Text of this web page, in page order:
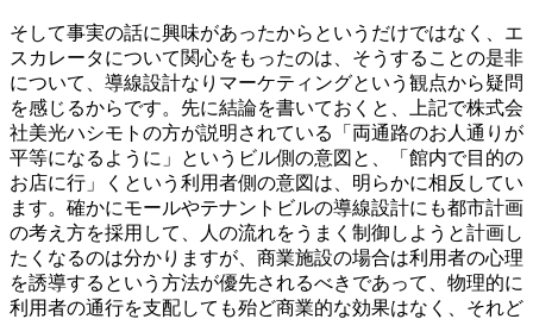
そして事実の話に興味があったからというだけではなく、エ
スカレータについて関心をもったのは、そうすることの是非
について、導線設計なりマーケティングという観点から疑問
を感じるからです。先に結論を書いておくと、上記で株式会
社美光ハシモトの方が説明されている「両通路のお人通りが
平等になるように」というビル側の意図と、「館内で目的の
お店に行」くという利用者側の意図は、明らかに相反してい
ます。確かにモールやテナントビルの導線設計にも都市計画
の考え方を採用して、人の流れをうまく制御しようと計画し
たくなるのは分かりますが、商業施設の場合は利用者の心理
を誘導するという方法が優先されるべきであって、物理的に
利用者の通行を支配しても殆ど商業的な効果はなく、それど